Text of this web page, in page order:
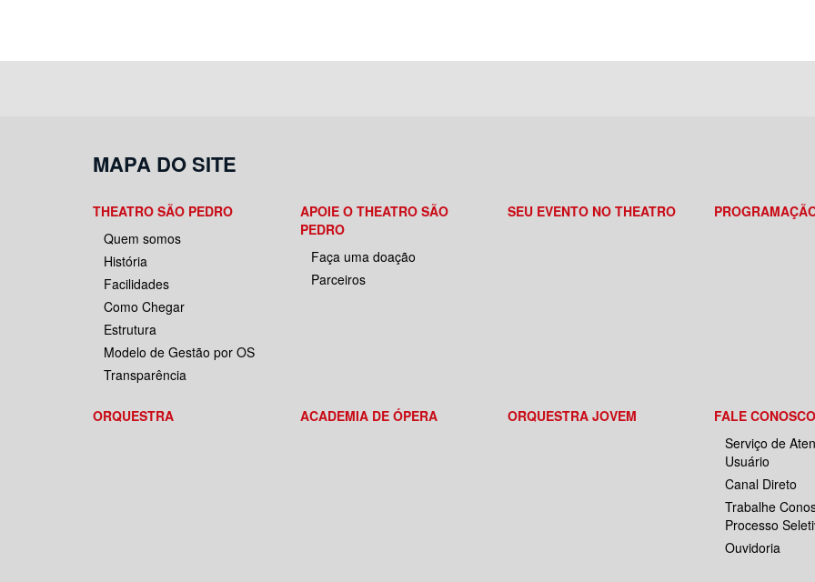
MAPA DO SITE
THEATRO SÃO PEDRO
Quem somos
História
Facilidades
Como Chegar
Estrutura
Modelo de Gestão por OS
Transparência
APOIE O THEATRO SÃO
PEDRO
Faça uma doação
Parceiros
SEU EVENTO NO THEATRO
ORQUESTRA ACADEMIA DE ÓPERA ORQUESTRA JOVEM
FALE CONOSCO
Serviço de
Usuário
Canal Direto
Trabalhe
Processo
Ouvidoria